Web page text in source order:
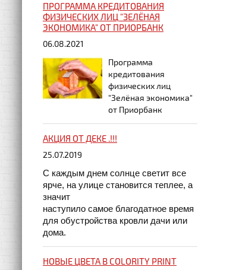
ПРОГРАММА КРЕДИТОВАНИЯ
ФИЗИЧЕСКИХ ЛИЦ "ЗЕЛЁНАЯ
ЭКОНОМИКА" ОТ ПРИОРБАНК
06.08.2021
Программа
кредитования
физических лиц
"Зелёная экономика"
от Приорбанк
АКЦИЯ ОТ ДЕКЕ .!!!
25.07.2019
С каждым днем солнце светит все
ярче, на улице становится теплее, а
значит
наступило самое благодатное время
для обустройства кровли дачи или
дома.
НОВЫЕ ЦВЕТА В COLORITY PRINT